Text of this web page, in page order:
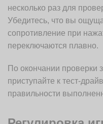
несколько раз для
Убедитесь, что вы
сопротивление при
переключаются плавно.
По окончании проверки
приступайте к тест-
правильности